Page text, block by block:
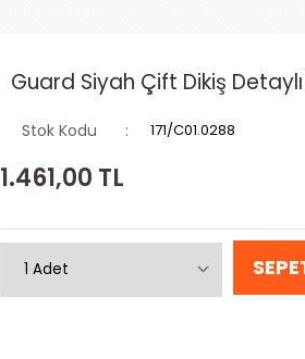
Guard Siyah Çift Dikiş
Stok Kodu 171/C01.0288
1.461,00 TL